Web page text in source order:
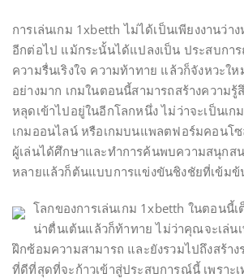
การเล่นเกม 1xbetth ไม่ได้เป็นเพียงงานว่า
อีกต่อไป แม้กระนั้นได้แปลงเป็น ประสบกา
ความรื่นเริงใจ ความท้าทาย แล้วก็จังหวะให
อย่างมาก เกมในตอนนี้สามารถสร้างความ
หลุดเข้าไปอยู่ในอีกโลกหนึ่ง ไม่ว่าจะเป็นเ
เกมออนไลน์ หรือเกมบนแพลตฟอร์มคอนโ
ผู้เล่นได้ศึกษาและทำการค้นพบความสนุกสน
หลายแล้วก็ต้นแบบการแข่งขันชิงชัยที่เข้มข้
โลกของการเล่นเกม 1xbetth ในตอนนี้
น่าตื่นเต้นแล้วก็ท้าทาย ไม่ว่าคุณจะเล่น
ฝึกซ้อมความสามารถ และยังรวมไปถึงสร้าง
ที่ดีที่สุดที่จะก้าวเข้าสู่ประสบการณ์นี้ เพราะ